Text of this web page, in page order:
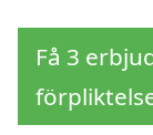
Få 3